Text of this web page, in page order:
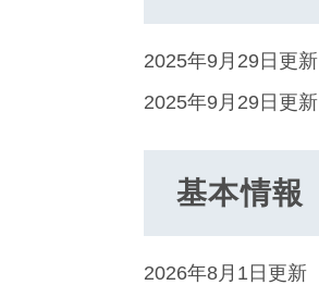
2025年9月29日更新
2025年9月29日更新
基本情報
2026年8月1日更新